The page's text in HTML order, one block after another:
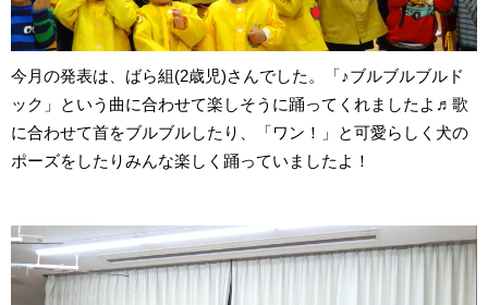
今月の発表は、ばら組(2歳児)さんでした。「♪ブルブルブルド
ック」という曲に合わせて楽しそうに踊ってくれましたよ♬歌
に合わせて首をブルブルしたり、「ワン！」と可愛らしく犬の
ポーズをしたりみんな楽しく踊っていましたよ！